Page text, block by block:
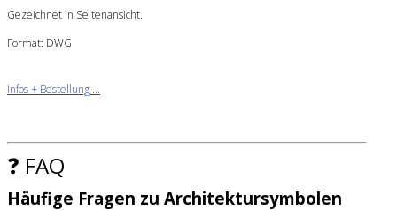
Gezeichnet in Seitenansicht.
Format: DWG
Infos + Bestellung ...
❓ FAQ
Häufige Fragen zu Architektursymbolen